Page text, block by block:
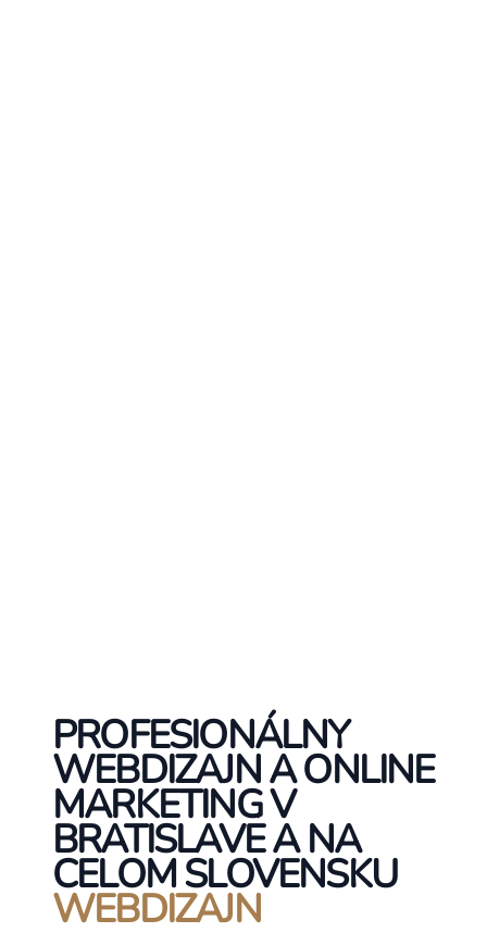
PROFESIONÁLNY
WEBDIZAJN A ONLINE
MARKETING V
BRATISLAVE A NA
CELOM SLOVENSKU
WEBDIZAJN